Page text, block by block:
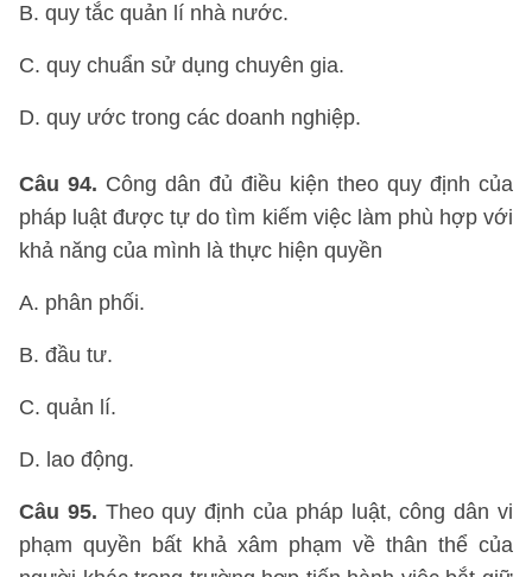
B. quy tắc quản lí nhà nước.
C. quy chuẩn sử dụng chuyên gia.
D. quy ước trong các doanh nghiệp.
Câu 94. Công dân đủ điều kiện theo quy định của
pháp luật được tự do tìm kiếm việc làm phù hợp với
khả năng của mình là thực hiện quyền
A. phân phối.
B. đầu tư.
C. quản lí.
D. lao động.
Câu 95. Theo quy định của pháp luật, công dân vi
phạm quyền bất khả xâm phạm về thân thể của